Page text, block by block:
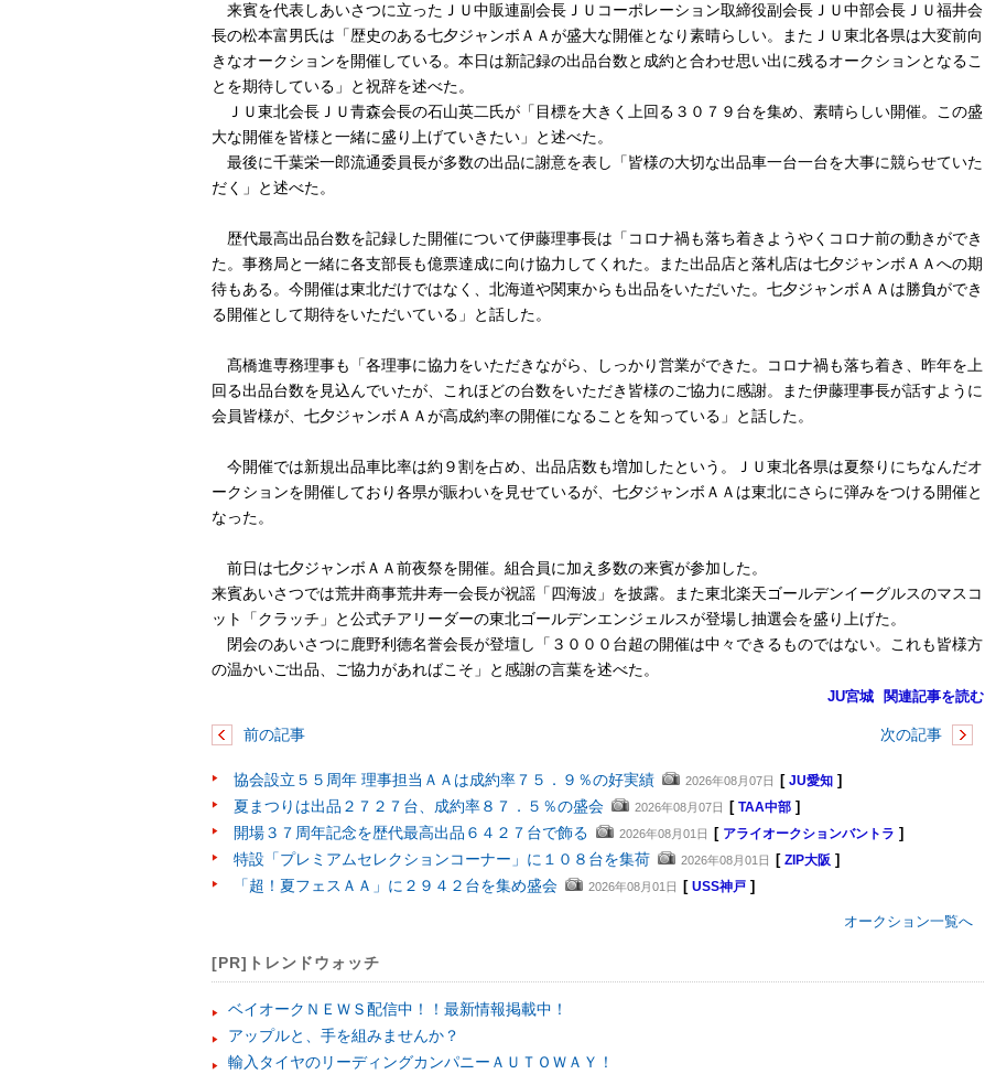
来賓を代表しあいさつに立ったＪＵ中販連副会長ＪＵコーポレーション取締役副会長ＪＵ中部会長ＪＵ福井会
長の松本富男氏は「歴史のある七夕ジャンボＡＡが盛大な開催となり素晴らしい。またＪＵ東北各県は大変前向
きなオークションを開催している。本日は新記録の出品台数と成約と合わせ思い出に残るオークションとなるこ
とを期待している」と祝辞を述べた。
ＪＵ東北会長ＪＵ青森会長の石山英二氏が「目標を大きく上回る３０７９台を集め、素晴らしい開催。この盛
大な開催を皆様と一緒に盛り上げていきたい」と述べた。
最後に千葉栄一郎流通委員長が多数の出品に謝意を表し「皆様の大切な出品車一台一台を大事に競らせていた
だく」と述べた。
歴代最高出品台数を記録した開催について伊藤理事長は「コロナ禍も落ち着きようやくコロナ前の動きができ
た。事務局と一緒に各支部長も億票達成に向け協力してくれた。また出品店と落札店は七夕ジャンボＡＡへの期
待もある。今開催は東北だけではなく、北海道や関東からも出品をいただいた。七夕ジャンボＡＡは勝負ができ
る開催として期待をいただいている」と話した。
髙橋進専務理事も「各理事に協力をいただきながら、しっかり営業ができた。コロナ禍も落ち着き、昨年を上
回る出品台数を見込んでいたが、これほどの台数をいただき皆様のご協力に感謝。また伊藤理事長が話すように
会員皆様が、七夕ジャンボＡＡが高成約率の開催になることを知っている」と話した。
今開催では新規出品車比率は約９割を占め、出品店数も増加したという。ＪＵ東北各県は夏祭りにちなんだオ
ークションを開催しており各県が賑わいを見せているが、七夕ジャンボＡＡは東北にさらに弾みをつける開催と
なった。
前日は七夕ジャンボＡＡ前夜祭を開催。組合員に加え多数の来賓が参加した。
来賓あいさつでは荒井商事荒井寿一会長が祝謡「四海波」を披露。また東北楽天ゴールデンイーグルスのマスコ
ット「クラッチ」と公式チアリーダーの東北ゴールデンエンジェルスが登場し抽選会を盛り上げた。
閉会のあいさつに鹿野利德名誉会長が登壇し「３０００台超の開催は中々できるものではない。これも皆様方
の温かいご出品、ご協力があればこそ」と感謝の言葉を述べた。
JU宮城 関連記事を読む
前の記事 次の記事
協会設立５５周年 理事担当ＡＡは成約率７５．９％の好実績 2026年08月07日 [ JU愛知 ]
夏まつりは出品２７２７台、成約率８７．５％の盛会 2026年08月07日 [ TAA中部 ]
開場３７周年記念を歴代最高出品６４２７台で飾る 2026年08月01日 [ アライオークションバントラ ]
特設「プレミアムセレクションコーナー」に１０８台を集荷 2026年08月01日 [ ZIP大阪 ]
「超！夏フェスＡＡ」に２９４２台を集め盛会 2026年08月01日 [ USS神戸 ]
オークション一覧へ
[PR]トレンドウォッチ
ベイオークＮＥＷＳ配信中！！最新情報掲載中！
アップルと、手を組みませんか？
輸入タイヤのリーディングカンパニーＡＵＴＯＷＡＹ！